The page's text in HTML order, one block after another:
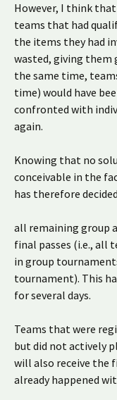
However, I think
teams that had
the items they had
wasted, giving them
the same time,
time) would have
confronted with
again.
Knowing that no
conceivable in the
has therefore
all remaining group
final passes (i.e., all
in group
tournament). This
for several days.
Teams that were
but did not actively
will also receive the
already happened